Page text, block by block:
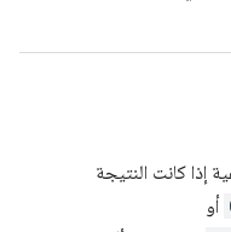
إذا كانت النتيجة
أو